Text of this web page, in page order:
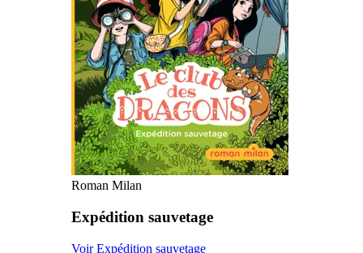
Roman Milan
Expédition sauvetage
Voir Expédition sauvetage